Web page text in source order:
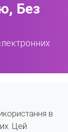
Без
в
Цей